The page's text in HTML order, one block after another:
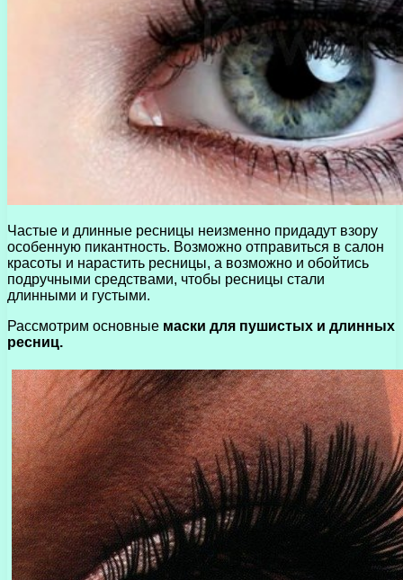
Частые и длинные ресницы неизменно придадут взору
особенную пикантность. Возможно отправиться в салон
красоты и нарастить ресницы, а возможно и обойтись
подручными средствами, чтобы ресницы стали
длинными и густыми.
Рассмотрим основные маски для пушистых и длинных
ресниц.